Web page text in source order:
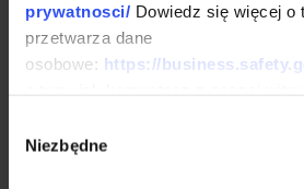
prywatnosci/ Dowiedz się więcej o
przetwarza dane
osobowe: https://
analitycznym. Partnerzy mogą
innymi danymi otrzymanymi od
zgody
Niezbędne
indywidualnie
leczenia.